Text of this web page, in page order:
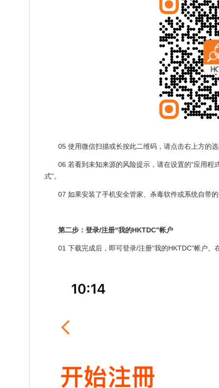
05 使用微信扫描或长按此二维码，请点击右上方的
06 若看到未知来源的风险提示，请在设置的“应用程
式”。
07 如果安装了手机安全管家、杀毒软件或系统自带
第二步：登录/注册“我的HKTDC”帐户
01 下载完成后，即可登录/注册“我的HKTDC”帐户